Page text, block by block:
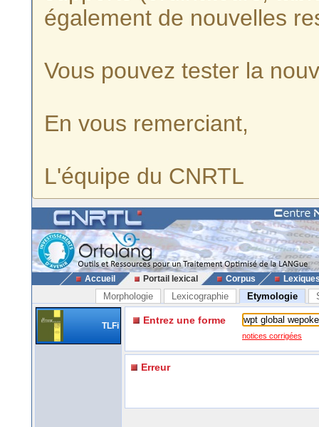
également de nouvelles
Vous pouvez tester la
En vous remerciant,
L'équipe du CNRTL
Accueil Portail lexical Corpus
Morphologie Lexicographie Etymologie
TLFi Entrez une forme
notices corrigées
Erreur